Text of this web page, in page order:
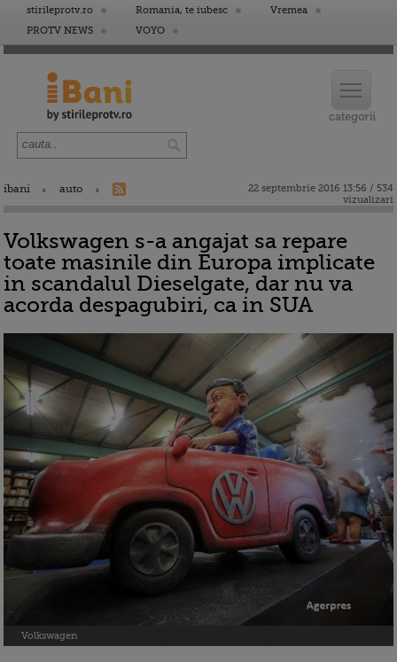
stirileprotv.ro Romania, te iubesc
Vremea
PROTV NEWS
VOYO
ibani auto
22 septembrie 2016 13:56 / 534
vizualizari
Volkswagen s-a angajat sa repare
toate masinile din Europa implicate
in scandalul Dieselgate, dar nu va
acorda despagubiri, ca in SUA
Volkswagen